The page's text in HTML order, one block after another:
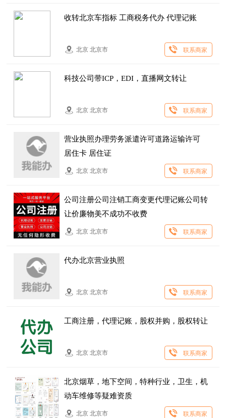
收转北京车指标 工商税务代办 代理记账
北京 北京市 联系商家
科技公司带ICP，EDI，直播网文转让
北京 北京市 联系商家
营业执照办理劳务派遣许可道路运输许可
居住卡 居住证
北京 北京市 联系商家
公司注册公司注销工商变更代理记账公司转
让价廉物美不成功不收费
北京 北京市 联系商家
代办北京营业执照
北京 北京市 联系商家
工商注册，代理记账，股权并购，股权转让
北京 北京市 联系商家
北京烟草，地下空间，特种行业，卫生，机
动车维修等疑难资质
北京 北京市 联系商家